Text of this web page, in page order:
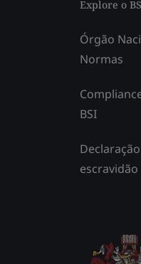
Explore o
Órgão
Normas
BSI